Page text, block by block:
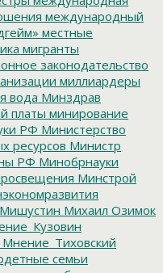
международный
местные
мигранты
законодательство
миллиардеры
вода Минздрав
платы минирование
РФ Министерство
ресурсов Министр
РФ Минобрнауки
Минстрой
Михаил Озимок
Мнение_Тиховский
семьи